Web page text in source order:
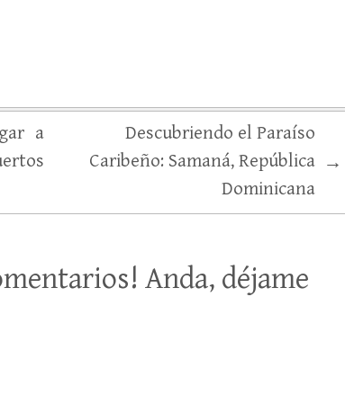
a
Descubriendo el Paraíso
Caribeño: Samaná, República
Dominicana
→
Anda, déjame